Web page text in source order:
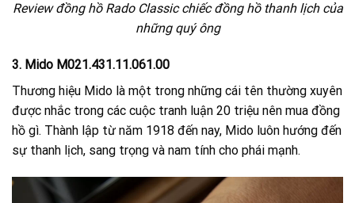
Review đồng hồ Rado Classic chiếc đồng hồ thanh lịch của
những quý ông
3. Mido M021.431.11.061.00
Thương hiệu Mido là một trong những cái tên thường xuyên
được nhắc trong các cuộc tranh luận 20 triệu nên mua đồng
hồ gì. Thành lập từ năm 1918 đến nay, Mido luôn hướng đến
sự thanh lịch, sang trọng và nam tính cho phái mạnh.